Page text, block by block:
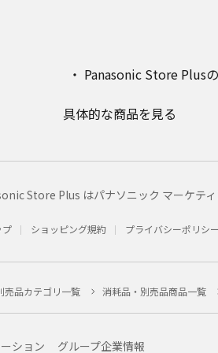
Panasonic Store Plus
具体的な商品を見る
Store Plus はパナソニック マーケテ
プ ショッピング規約 プライバシーポリシー
売品カテゴリ一覧 消耗品・別売品商品一覧
ション グループ企業情報